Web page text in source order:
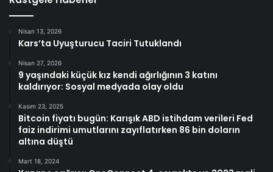
Nisan 13, 2026
Kars’ta Uyuşturucu Taciri Tutuklandı
Nisan 27, 2026
9 yaşındaki küçük kız kendi ağırlığının 3 katını
kaldırıyor: Sosyal medyada olay oldu
Kasım 23, 2025
Bitcoin fiyatı bugün: Karışık ABD istihdam verileri Fed
faiz indirimi umutlarını zayıflatırken 86 bin doların
altına düştü
Mart 18, 2024